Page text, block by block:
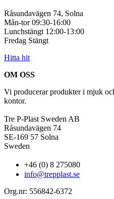
Råsundavägen 74, Solna
Mån-tor 09:30-16:00
Lunchstängt 12:00-13:00
Fredag Stängt
Hitta hit
OM OSS
Vi producerar produkter i mjuk
kontor.
Tre P-Plast Sweden AB
Råsundavägen 74
SE-169 57 Solna
Sweden
+46 (0) 8 275080
info@trepplast.se
Org.nr: 556842-6372